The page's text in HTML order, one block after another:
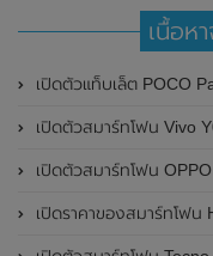
เนื้อห
เปิดตัวแท็บเล็ต POCO Pad (5G) อย่างเป็นทางการแล้วใ
เปิดตัวสมาร์ทโฟน Vivo Y03t ในประเทศฟิลิปปินส์อย่างเป็นทางการแล้
เปิดตัวสมาร์ทโฟน OPPO A3 Pro (5G) และ
เปิดราคาของสมาร์ทโฟน HMD